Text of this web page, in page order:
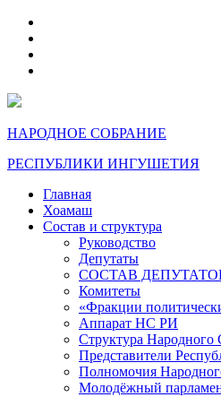
НАРОДНОЕ СОБРАНИЕ
РЕСПУБЛИКИ ИНГУШЕТИЯ
Главная
Хоамаш
Состав и структура
Руководство
Депутаты
СОСТАВ
Комитеты
«Фракции
Аппарат НС РИ
Структура Народного
Представители
Полномочия
Молодёжный